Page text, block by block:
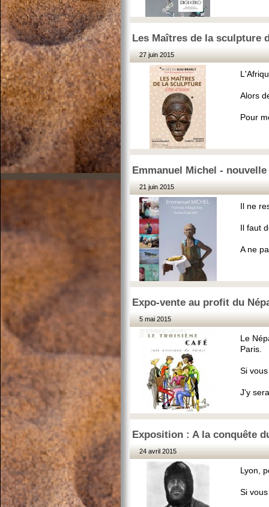
Les Maîtres de la sculpture
27 juin 2015
Alors
Pour
Emmanuel Michel -
21 juin 2015
Il ne
Il faut
A ne
Expo-vente au profit du
5 mai 2015
Le
Paris.
Si
J'y
Exposition : A la conquête
24 avril 2015
Lyon,
Si